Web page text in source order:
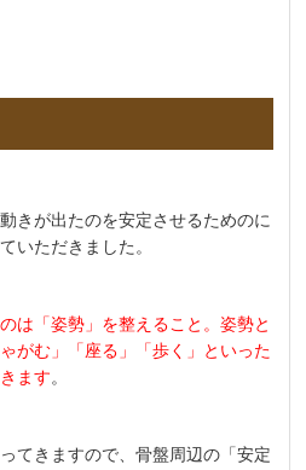
きが出たのを安定させるためのに
いただきました。
は「姿勢」を整えること。姿勢と
がむ」「座る」「歩く」といった
ます。
てきますので、骨盤周辺の「安定